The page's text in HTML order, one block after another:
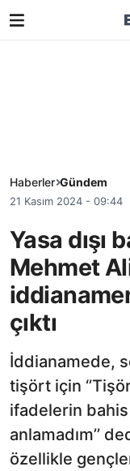
Haberler Gündem
21 Kasım 2024 - 09:44
Yasa dışı
Mehmet
çıktı
İddianamede,
tişört için
ifadelerin
anlamadım’’
özellikle